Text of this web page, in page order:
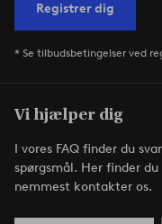
Registrer dig
* Se tilbudsbetingelser ved
Vi hjælper dig
I vores FAQ finder du
spørgsmål. Her finder
nemmest kontakter os.